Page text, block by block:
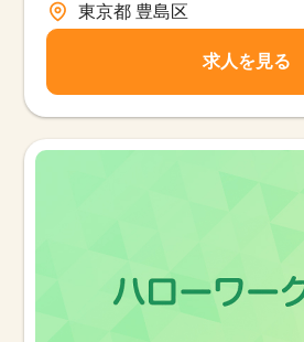
東京都 豊島区
求人を見る